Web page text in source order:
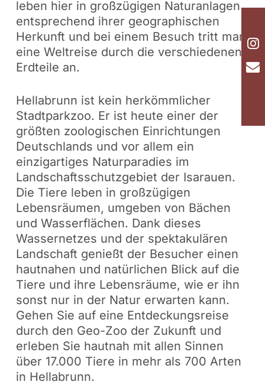
leben hier in großzügigen Naturanlagen
entsprechend ihrer geographischen
Herkunft und bei einem Besuch tritt man
eine Weltreise durch die verschiedenen
Erdteile an.
Hellabrunn ist kein herkömmlicher
Stadtparkzoo. Er ist heute einer der
größten zoologischen Einrichtungen
Deutschlands und vor allem ein
einzigartiges Naturparadies im
Landschaftsschutzgebiet der Isarauen.
Die Tiere leben in großzügigen
Lebensräumen, umgeben von Bächen
und Wasserflächen. Dank dieses
Wassernetzes und der spektakulären
Landschaft genießt der Besucher einen
hautnahen und natürlichen Blick auf die
Tiere und ihre Lebensräume, wie er ihn
sonst nur in der Natur erwarten kann.
Gehen Sie auf eine Entdeckungsreise
durch den Geo-Zoo der Zukunft und
erleben Sie hautnah mit allen Sinnen
über 17.000 Tiere in mehr als 700 Arten
in Hellabrunn.